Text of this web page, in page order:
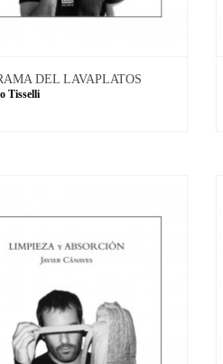
DEL LAVAPLATOS
Tisselli